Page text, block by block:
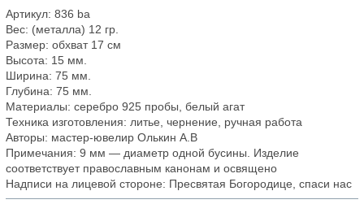
Артикул: 836 ba
Вес: (металла) 12 гр.
Размер: обхват 17 см
Высота: 15 мм.
Ширина: 75 мм.
Глубина: 75 мм.
Материалы: серебро 925 пробы, белый агат
Техника изготовления: литье, чернение, ручная работа
Авторы: мастер-ювелир Олькин А.В
Примечания: 9 мм — диаметр одной бусины. Изделие
соответствует православным канонам и освящено
Надписи на лицевой стороне: Пресвятая Богородице, спаси нас